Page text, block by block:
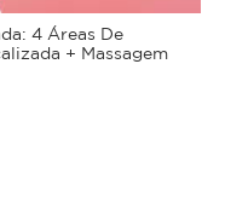
4 Áreas De
+ Massagem